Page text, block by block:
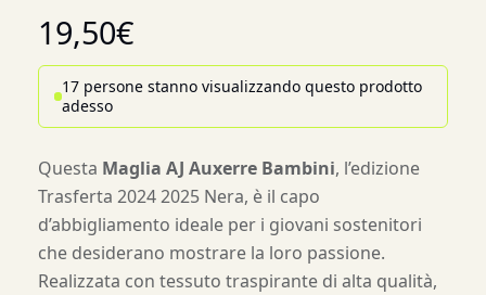
19,50€
17 persone stanno visualizzando questo prodotto
adesso
Questa Maglia AJ Auxerre Bambini, l’edizione
Trasferta 2024 2025 Nera, è il capo
d’abbigliamento ideale per i giovani sostenitori
che desiderano mostrare la loro passione.
Realizzata con tessuto traspirante di alta qualità,